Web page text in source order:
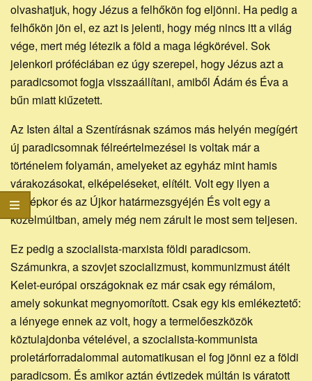
olvashatjuk, hogy Jézus a felhőkön fog eljönni. Ha pedig a
felhőkön jön el, ez azt is jelenti, hogy még nincs itt a világ
vége, mert még létezik a föld a maga légkörével. Sok
jelenkori próféciában ez úgy szerepel, hogy Jézus azt a
paradicsomot fogja visszaállítani, amiből Ádám és Éva a
bűn miatt kiűzetett.
Az Isten által a Szentírásnak számos más helyén megígért
új paradicsomnak félreértelmezései is voltak már a
történelem folyamán, amelyeket az egyház mint hamis
várakozásokat, elképeléseket, elítélt. Volt egy ilyen a
Középkor és az Újkor határmezsgyéjén És volt egy a
közelmúltban, amely még nem zárult le most sem teljesen.
Ez pedig a szocialista-marxista földi paradicsom.
Számunkra, a szovjet szocializmust, kommunizmust átélt
Kelet-európai országoknak ez már csak egy rémálom,
amely sokunkat megnyomorított. Csak egy kis emlékeztető:
a lényege ennek az volt, hogy a termelőeszközök
köztulajdonba vételével, a szocialista-kommunista
proletárforradalommal automatikusan el fog jönni ez a földi
paradicsom. És amikor aztán évtizedek múltán is váratott